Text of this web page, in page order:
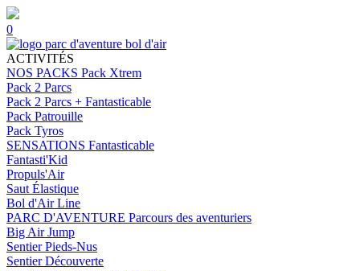
0
ACTIVITÉS
NOS PACKS Pack Xtrem
Pack 2 Parcs
Pack 2 Parcs + Fantasticable
Pack Patrouille
Pack Tyros
SENSATIONS Fantasticable
Fantasti'Kid
Propuls'Air
Saut Élastique
Bol d'Air Line
PARC D'AVENTURE Parcours des aventuriers
Big Air Jump
Sentier Pieds-Nus
Sentier Découverte